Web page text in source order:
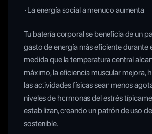
•La energía social a menudo aumenta
Tu batería corporal se beneficia de un
gasto de energía más eficiente durante
medida que la temperatura central
máximo, la eficiencia muscular mejora,
las actividades físicas sean menos
niveles de hormonas del estrés
estabilizan, creando un patrón de uso
sostenible.